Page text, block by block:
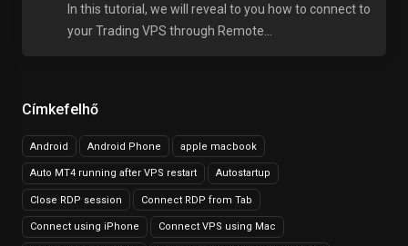
Címkefelhő
Android Android Phone apple macbook
Auto MT4 running after VPS restart Autostartup
Close RDP session Connect RDP from Tab
Connect using iPhone Connect VPS using Mac
In this tutorial, we will reveal to you how to connect to
your Trading VPS through Remote...